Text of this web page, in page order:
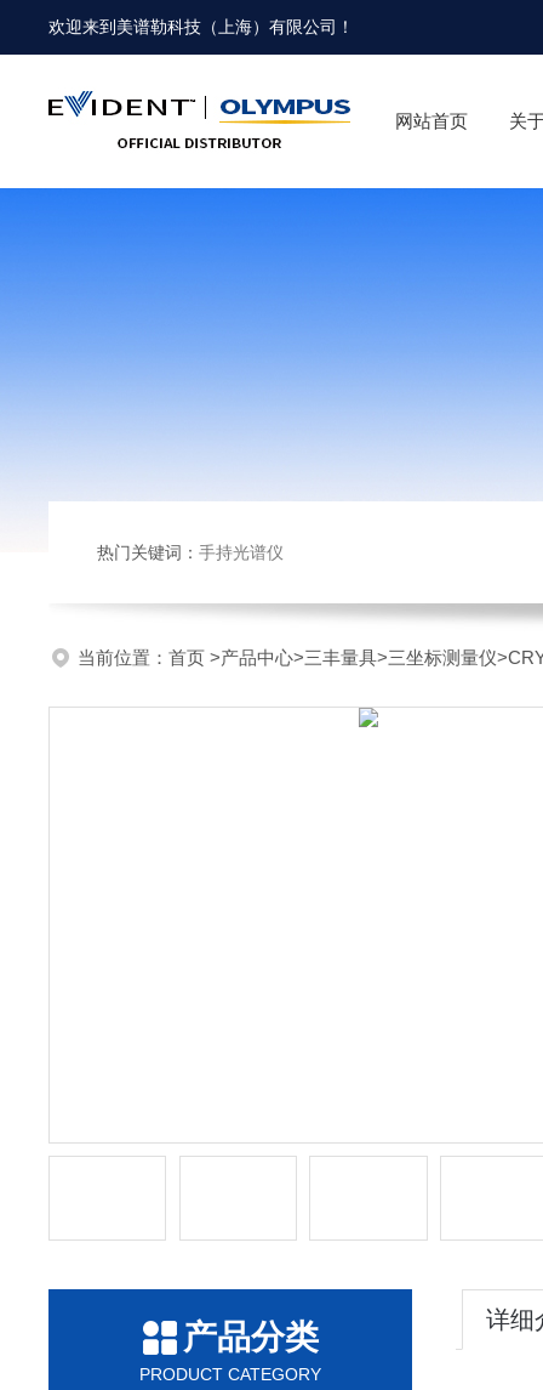
欢迎来到 美谱勒科技（上海）有限公司 ！
网站首页 关
热门关键词： 手持光谱仪
当前位置： 首页 >产品中心>三丰量具>三坐标测量仪
产品分类
PRODUCT CATEGORY
详细